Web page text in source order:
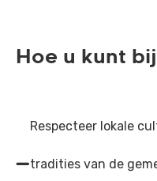
Hoe u kunt
Respecteer lokale
tradities van de